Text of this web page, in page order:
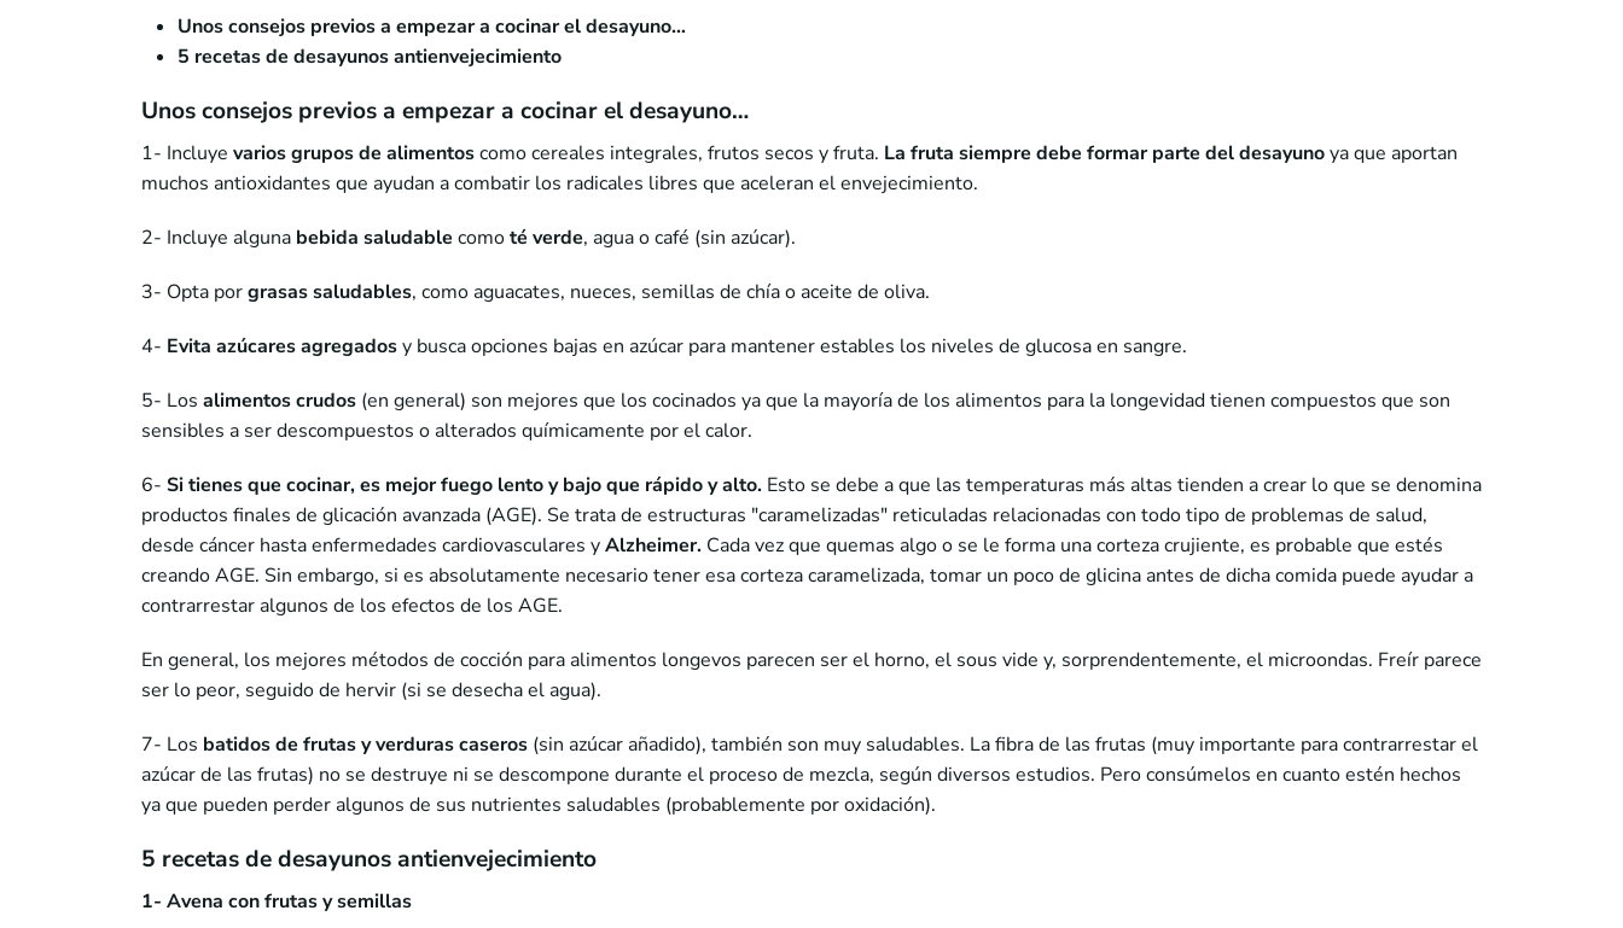
Unos consejos previos a empezar a cocinar el desayuno…
5 recetas de desayunos antienvejecimiento
Unos consejos previos a empezar a cocinar el desayuno…
1- Incluye varios grupos de alimentoscomo cereales integrales, frutos secos y fruta. La fruta siempre debe formar parte del desayunoya que aportan
muchos antioxidantes que ayudan a combatir los radicales libres que aceleran el envejecimiento.
2- Incluye alguna bebida saludable comoté verde, agua o café (sin azúcar).
3- Opta porgrasas saludables, como aguacates, nueces, semillas de chía o aceite de oliva.
4- Evita azúcares agregadosy busca opciones bajas en azúcar para mantener estables los niveles de glucosa en sangre.
5- Los alimentos crudos (en general) son mejores que los cocinados ya que la mayoría de los alimentos para la longevidad tienen compuestos que son
sensibles a ser descompuestos o alterados químicamente por el calor.
6- Si tienes que cocinar, es mejor fuego lento y bajo que rápido y alto. Esto se debe a que las temperaturas más altas tienden a crear lo que se denomina
productos finales de glicación avanzada (AGE). Se trata de estructuras "caramelizadas" reticuladas relacionadas con todo tipo de problemas de salud,
desde cáncer hasta enfermedades cardiovasculares yAlzheimer. Cada vez que quemas algo o se le forma una corteza crujiente, es probable que estés
creando AGE. Sin embargo, si es absolutamente necesario tener esa corteza caramelizada, tomar un poco de glicina antes de dicha comida puede ayudar a
contrarrestar algunos de los efectos de los AGE.
En general, los mejores métodos de cocción para alimentos longevos parecen ser el horno, el sous vide y, sorprendentemente, el microondas. Freír parece
ser lo peor, seguido de hervir (si se desecha el agua).
7- Los batidos de frutas y verduras caseros (sin azúcar añadido), también son muy saludables. La fibra de las frutas (muy importante para contrarrestar el
azúcar de las frutas) no se destruye ni se descompone durante el proceso de mezcla, según diversos estudios. Pero consúmelos en cuanto estén hechos
ya que pueden perder algunos de sus nutrientes saludables (probablemente por oxidación).
5 recetas de desayunos antienvejecimiento
1- Avena con frutas y semillas